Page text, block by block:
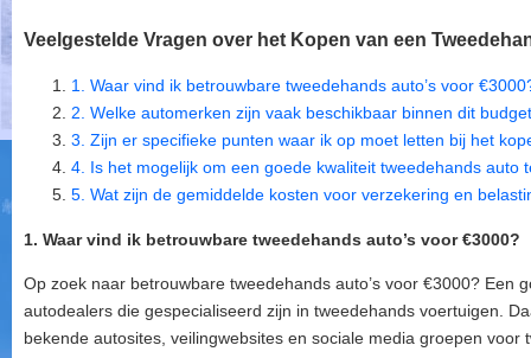
Veelgestelde Vragen over het Kopen van een
1. Waar vind ik betrouwbare tweedehands auto’s voor
2. Welke automerken zijn vaak beschikbaar binnen dit
3. Zijn er specifieke punten waar ik op moet letten bij het
4. Is het mogelijk om een goede kwaliteit tweedehands auto
5. Wat zijn de gemiddelde kosten voor verzekering en
1. Waar vind ik betrouwbare tweedehands auto’s voor €3000?
Op zoek naar betrouwbare tweedehands auto’s voor €3000? Een
autodealers die gespecialiseerd zijn in tweedehands voertuigen.
bekende autosites, veilingwebsites en sociale media groepen voor